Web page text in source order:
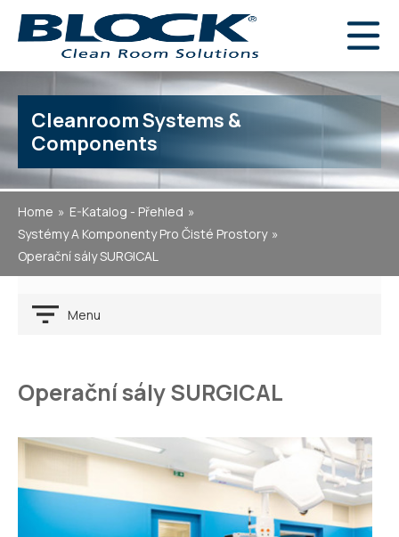
Cleanroom Systems &
Components
Home
E-Katalog - Přehled
Systémy A Komponenty Pro Čisté Prostory
Operační sály SURGICAL
Menu
Operační sály SURGICAL